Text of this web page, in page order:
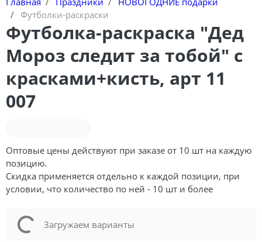
Футболки-раскраски
Футболка-раскраска "Дед
Мороз следит за тобой" с
красками+кисть, арт 11
007
Оптовые цены действуют при заказе от 10 шт на каждую
позицию.
Скидка применяется отдельно к каждой позиции, при
условии, что количество по ней - 10 шт и более
Loading... Загружаем варианты